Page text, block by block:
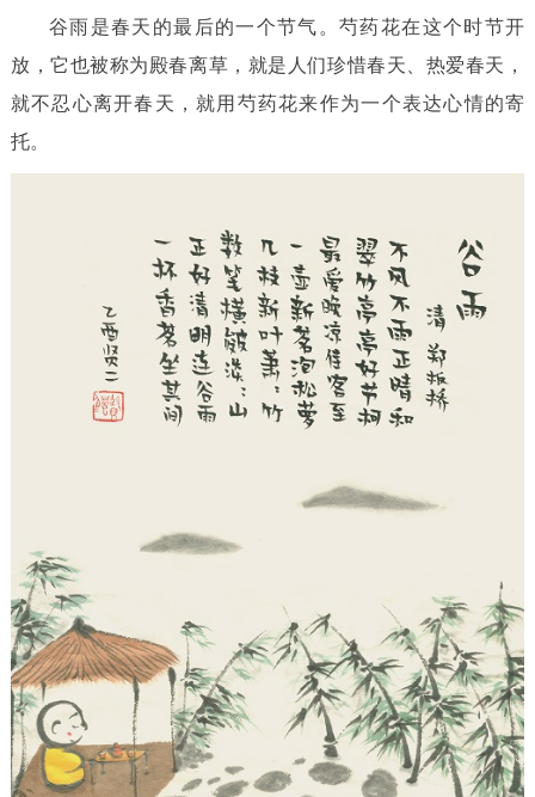
谷雨是春天的最后的一个节气。芍药花在这个时节开
放，它也被称为殿春离草，就是人们珍惜春天、热爱春天，
就不忍心离开春天，就用芍药花来作为一个表达心情的寄
托。